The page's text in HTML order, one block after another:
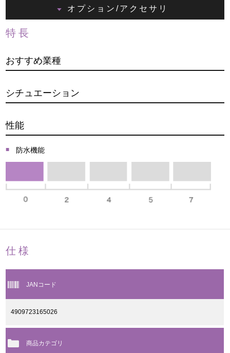
オプション/アクセサリ
特長
おすすめ業種
シチュエーション
性能
防水機能
仕様
JANコード
4909723165026
商品カテゴリ